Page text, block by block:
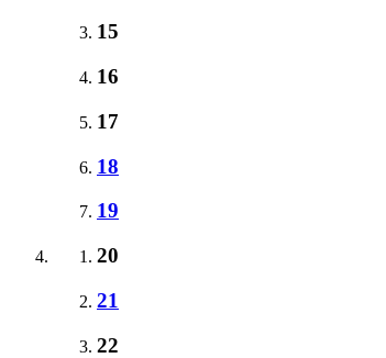
15
16
17
18
19
20
21
22